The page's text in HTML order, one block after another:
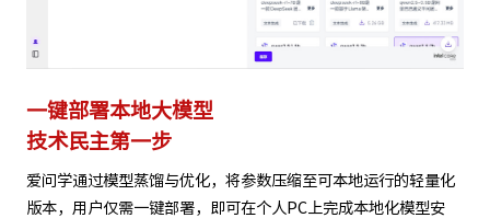
一键部署本地大模型
技术民主第一步
爱问学通过模型蒸馏与优化，将参数压缩至可本地运行的轻量化
版本，用户仅需一键部署，即可在个人PC上完成本地化模型安